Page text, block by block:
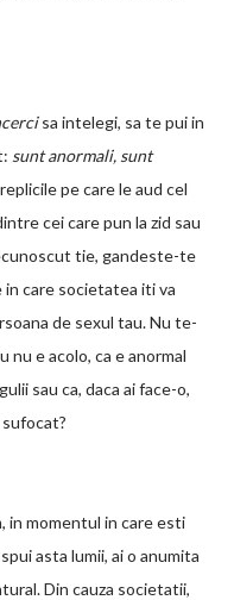
sa intelegi, sa te pui in
sunt anormali, sunt
pe care le aud cel
cei care pun la zid sau
tie, gandeste-te
care societatea iti va
de sexul tau. Nu te-
nu e acolo, ca e anormal
sau ca, daca ai face-o,
in momentul in care esti
asta lumii, ai o anumita
Din cauza societatii,